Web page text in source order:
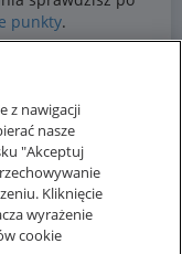
z nawigacji
nasze
"Akceptuj
Kliknięcie
wyrażenie
cookie